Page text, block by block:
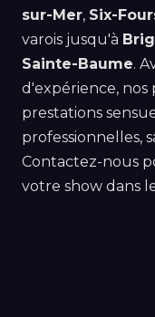
sur-Mer, Six-
varois jusqu'à
Sainte-Baume.
d'expérience,
prestations
professionnelles,
Contactez-nous
votre show dans